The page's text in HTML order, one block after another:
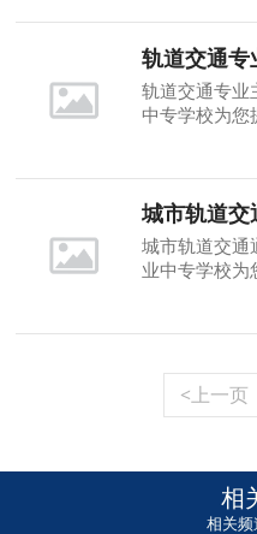
读做好轨道交
轨道交通专
轨道交通专业
中专学校为您
所帮助，请阅
特点
城市轨道交
城市轨道交通
业中专学校为
对您有所帮助
<上一页
相
相关频